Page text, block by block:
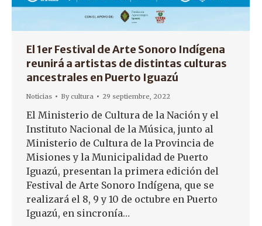
El 1er Festival de Arte Sonoro Indígena
reunirá a artistas de distintas culturas
ancestrales en Puerto Iguazú
Noticias Bycultura 29 septiembre, 2022
El Ministerio de Cultura de la Nación y el
Instituto Nacional de la Música, junto al
Ministerio de Cultura de la Provincia de
Misiones y la Municipalidad de Puerto
Iguazú, presentan la primera edición del
Festival de Arte Sonoro Indígena, que se
realizará el 8, 9 y 10 de octubre en Puerto
Iguazú, en sincronía…